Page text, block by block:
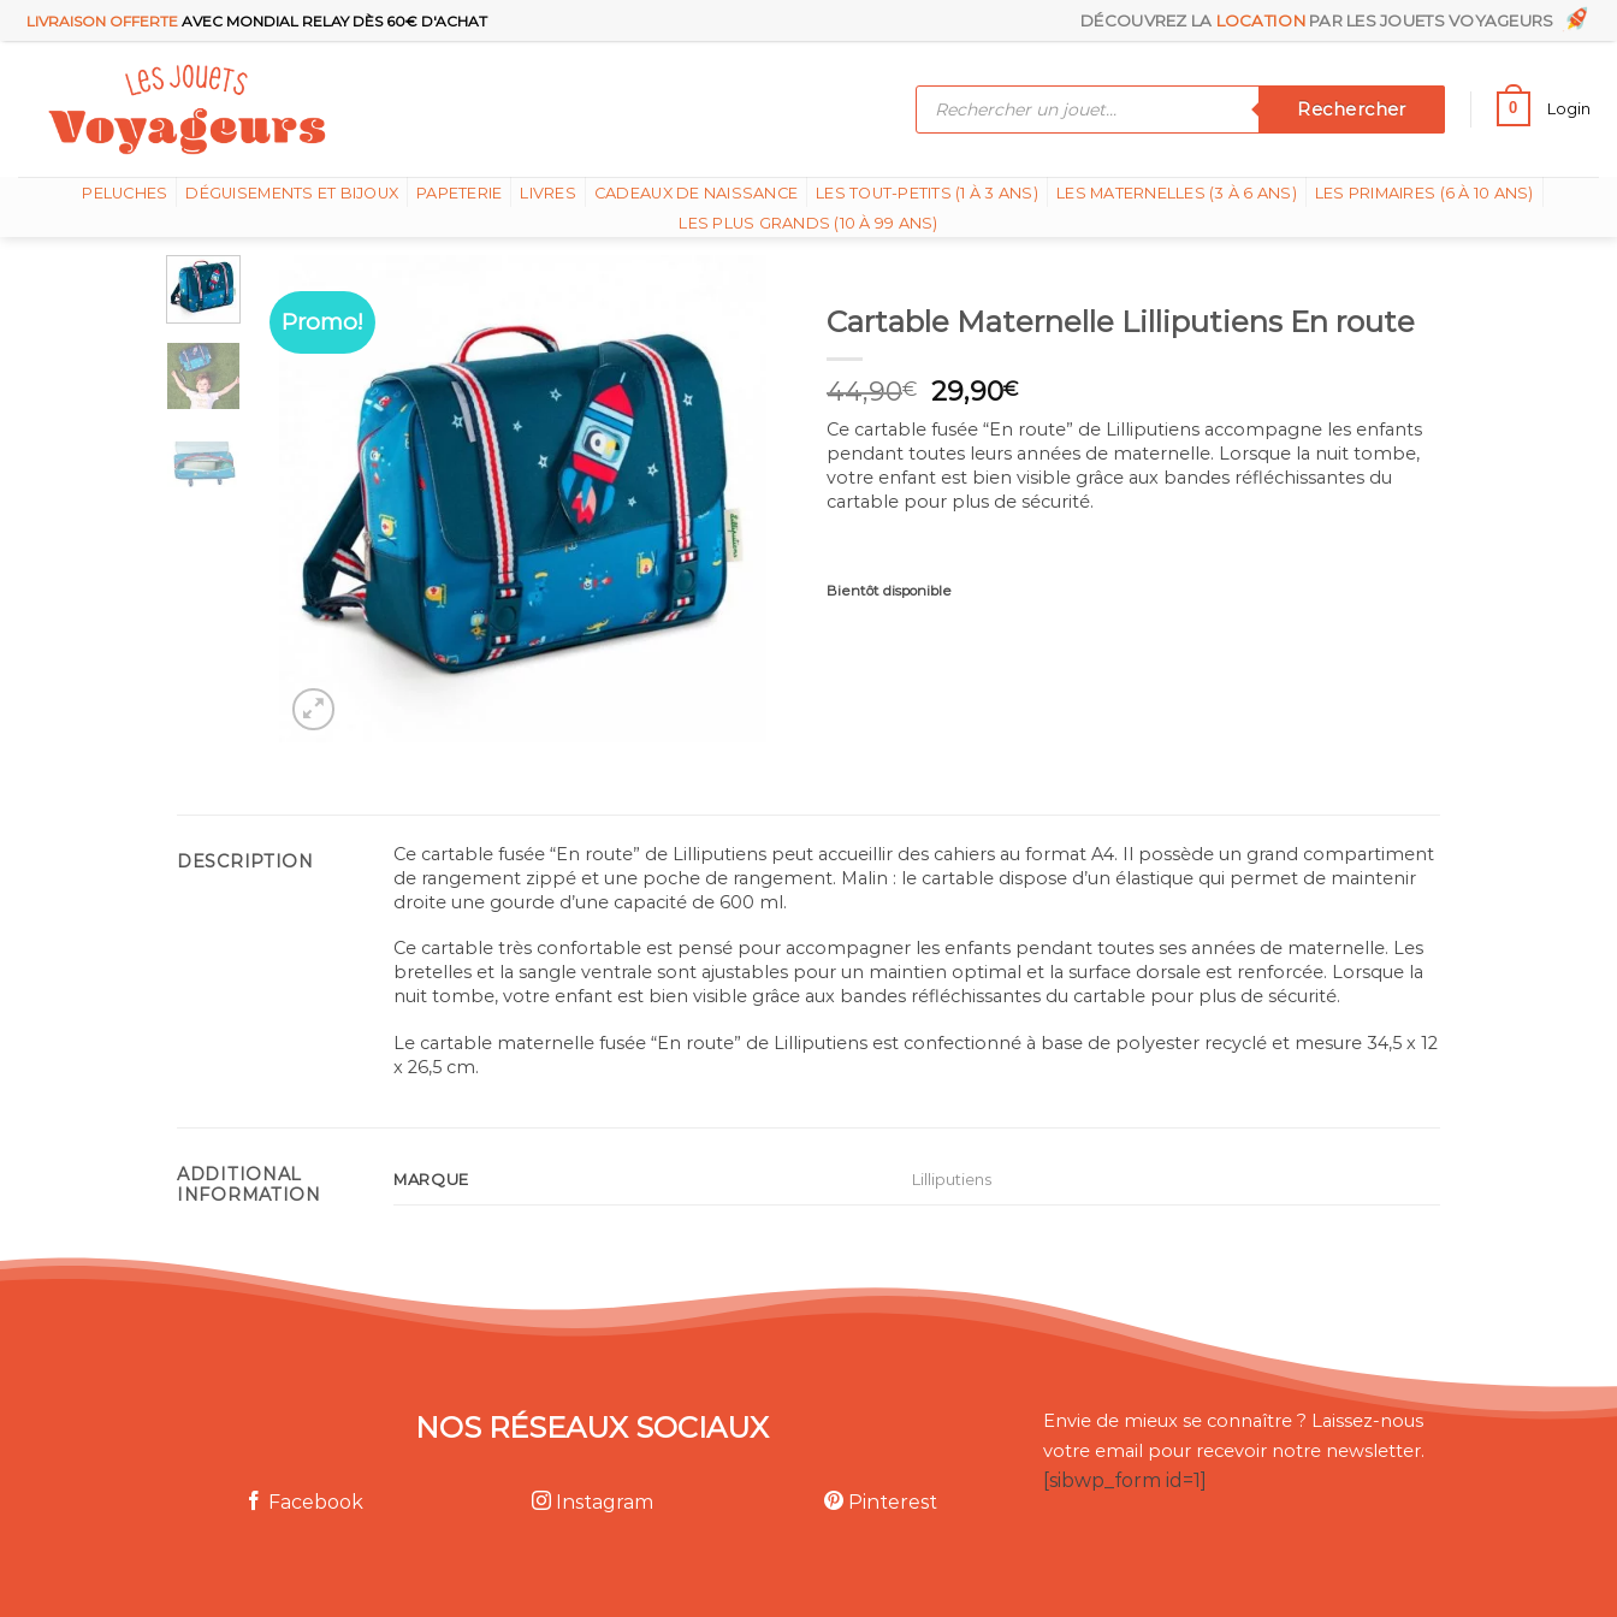
Passer
au
LIVRAISON OFFERTE AVEC MONDIAL RELAY DÈS 60€ D'ACHAT DÉCOUVREZ LA LOCATION PAR LES JOUETS VOYAGEURS
Recherche
Rechercher 0 Login
PELUCHES DÉGUISEMENTS ET BIJOUX PAPETERIE LIVRES CADEAUX DE NAISSANCE LES TOUT-PETITS (1 À 3 ANS) LES MATERNELLES (3 À 6 ANS)
LES PRIMAIRES (6 À 10 ANS)
LES PLUS GRANDS (10 À 99 ANS)
Promo! Cartable Maternelle Lilliputiens En route
44,90€ Original
price
was:
44,90€.
29,90€Current
price
is:
29,90€.
Ce cartable fusée “En route” de Lilliputiens accompagne les enfants
pendant toutes leurs années de maternelle. Lorsque la nuit tombe,
votre enfant est bien visible grâce aux bandes réfléchissantes du
cartable pour plus de sécurité.
Bientôt disponible
DESCRIPTION
Ce cartable fusée “En route” de Lilliputiens peut accueillir des cahiers au format A4. Il possède un grand compartiment
de rangement zippé et une poche de rangement. Malin : le cartable dispose d’un élastique qui permet de maintenir
droite une gourde d’une capacité de 600 ml.
Ce cartable très confortable est pensé pour accompagner les enfants pendant toutes ses années de maternelle. Les
bretelles et la sangle ventrale sont ajustables pour un maintien optimal et la surface dorsale est renforcée. Lorsque la
nuit tombe, votre enfant est bien visible grâce aux bandes réfléchissantes du cartable pour plus de sécurité.
Le cartable maternelle fusée “En route” de Lilliputiens est confectionné à base de polyester recyclé et mesure 34,5 x 12
x 26,5 cm.
ADDITIONAL
INFORMATION
MARQUE Lilliputiens
NOS RÉSEAUX SOCIAUX
Facebook Instagram Pinterest
Envie de mieux se connaître ? Laissez-nous
votre email pour recevoir notre newsletter.
[sibwp_form id=1]